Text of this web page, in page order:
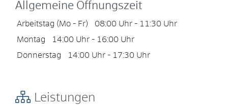
Allgemeine Öffnungszeit
Arbeitstag (Mo - Fr) 08:00 Uhr - 11:30 Uhr
Montag
14:00 Uhr - 16:00 Uhr
Donnerstag
14:00 Uhr - 17:30 Uhr
Leistungen